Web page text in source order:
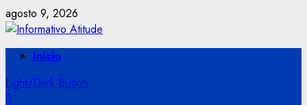
Skip
to
content
agosto 9, 2026
PrimaryInício
Light/Dark Button